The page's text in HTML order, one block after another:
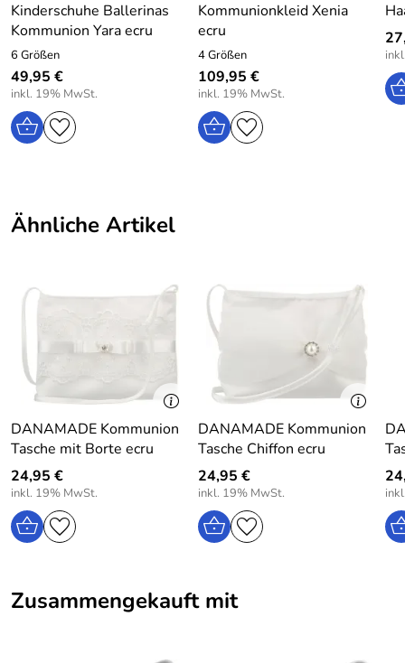
Pflege: Waschbar bei 30 Grad
Hersteller: daniac GmbH, Randersackerer Straße 62,
97072 Würzburg, Germany, email: contact@danamade.de
Kinderschuhe Ballerinas
Kommunion Yara ecru
6 Größen
49,95 €
inkl. 19% MwSt.
Kommunionkleid Xenia
ecru
4 Größen
109,95 €
inkl. 19% MwSt.
Ähnliche Artikel
DANAMADE Kommunion
Tasche mit Borte ecru
24,95 €
inkl. 19% MwSt.
DANAMADE Kommunion
Tasche Chiffon ecru
24,95 €
inkl. 19% MwSt.
Zusammengekauft mit